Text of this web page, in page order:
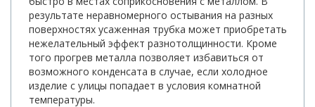
результате неравномерного остывания на разных
поверхностях усаженная трубка может приобретать
нежелательный эффект разнотолщинности. Кроме
того прогрев металла позволяет избавиться от
возможного конденсата в случае, если холодное
изделие с улицы попадает в условия комнатной
температуры.